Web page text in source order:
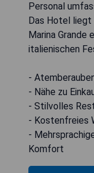
Personal
Das Hotel liegt
Marina
italienischen
-
- Nähe zu
- Stilvolles
- Kostenfreies
-
Komfort